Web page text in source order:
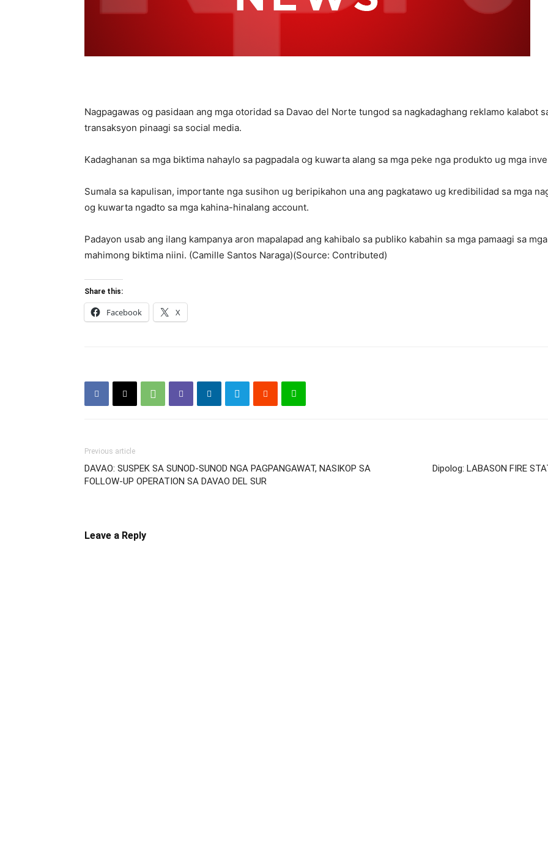
Nagpagawas og pasidaan ang mga otoridad sa Davao del Norte tungod sa nagkadaghang reklamo kalabot
transaksyon pinaagi sa social media.
Kadaghanan sa mga biktima nahaylo sa pagpadala og kuwarta alang sa mga peke nga produkto ug mga
Sumala sa kapulisan, importante nga susihon ug beripikahon una ang pagkatawo ug kredibilidad sa mga
og kuwarta ngadto sa mga kahina-hinalang account.
Padayon usab ang ilang kampanya aron mapalapad ang kahibalo sa publiko kabahin sa mga pamaagi sa
mahimong biktima niini. (Camille Santos Naraga)(Source: Contributed)
Share this:
Facebook X
Previous article
DAVAO: SUSPEK SA SUNOD-SUNOD NGA PAGPANGAWAT, NASIKOP SA
FOLLOW-UP OPERATION SA DAVAO DEL SUR
Dipolog: LABASON FIRE
Leave a Reply